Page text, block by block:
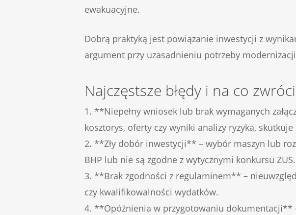
ewakuacyjne.
Dobrą praktyką jest powiązanie inwestycji z
argument przy uzasadnieniu potrzeby
Najczęstsze błędy i na co
1. **Niepełny wniosek lub brak wymaganych
kosztorys, oferty czy wyniki analizy ryzyka,
2. **Zły dobór inwestycji** – wybór maszyn lub
BHP lub nie są zgodne z wytycznymi konkursu ZUS.
3. **Brak zgodności z regulaminem** –
czy kwalifikowalności wydatków.
4. **Opóźnienia w przygotowaniu dokumentacji**